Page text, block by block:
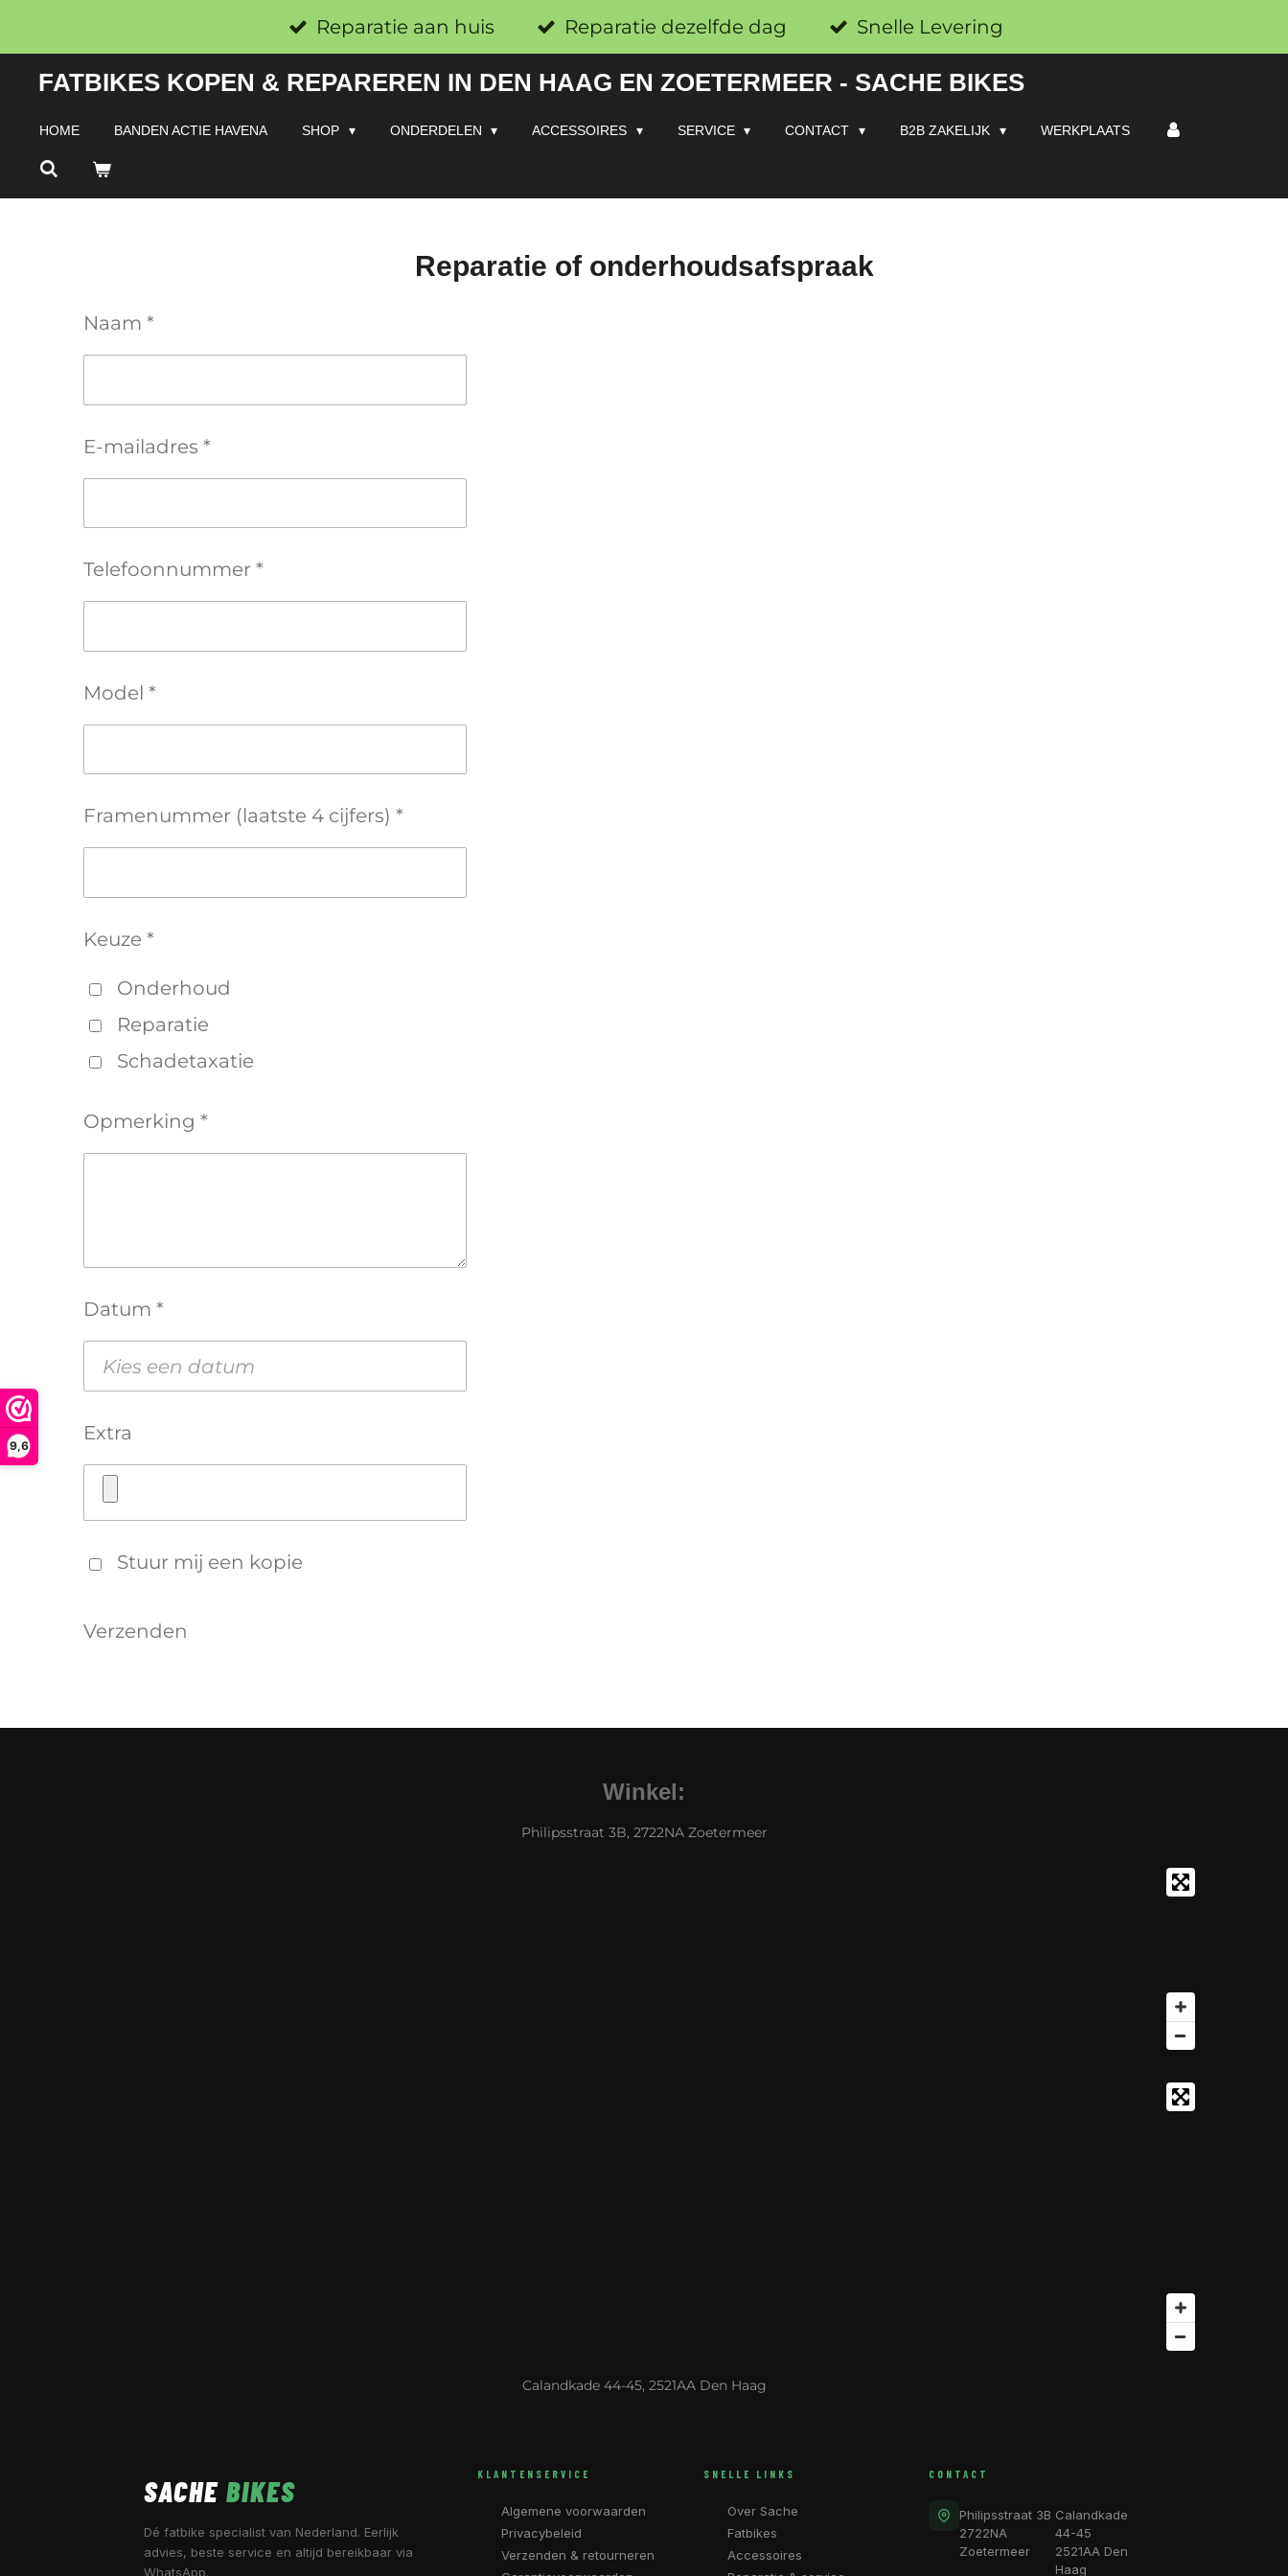
9,6
direct
naar
hoofdinhoud
Reparatie aan huis Reparatie dezelfde dag Snelle Levering
FATBIKES KOPEN & REPAREREN IN DEN HAAG EN ZOETERMEER - SACHE BIKES
HOME BANDEN ACTIE HAVENA SHOP ONDERDELEN ACCESSOIRES SERVICE CONTACT B2B ZAKELIJK WERKPLAATS
Reparatie of onderhoudsafspraak
Naam *
E-mailadres *
Telefoonnummer *
Model *
Framenummer (laatste 4 cijfers) *
Keuze *
Onderhoud
Reparatie
Schadetaxatie
Opmerking *
Datum *
Extra
Stuur mij een kopie
Verzenden
Winkel:
Philipsstraat 3B, 2722NA Zoetermeer
Calandkade 44-45, 2521AA Den Haag
SACHE BIKES
Dé fatbike specialist van Nederland. Eerlijk
advies, beste service en altijd bereikbaar via
WhatsApp.
KLANTENSERVICE
Algemene voorwaarden
Privacybeleid
Verzenden & retourneren
SNELLE LINKS
Over Sache
Fatbikes
Accessoires
CONTACT
Philipsstraat 3B
2722NA
Zoetermeer
Calandkade
44-45
2521AA Den
Haag